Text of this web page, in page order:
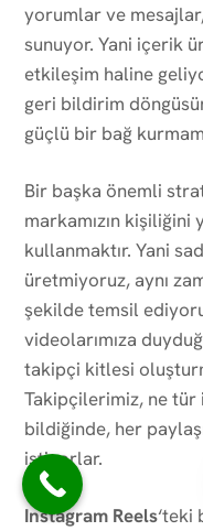
yorumlar ve
sunuyor. Yani içerik
etkileşim haline
geri bildirim
güçlü bir bağ
Bir başka önemli
markamızın
kullanmaktır. Yani
üretmiyoruz, aynı
şekilde temsil
videolarımıza
takipçi kitlesi
Takipçilerimiz, ne
bildiğinde, her
istiyorlar.
Instagram Reels‘teki